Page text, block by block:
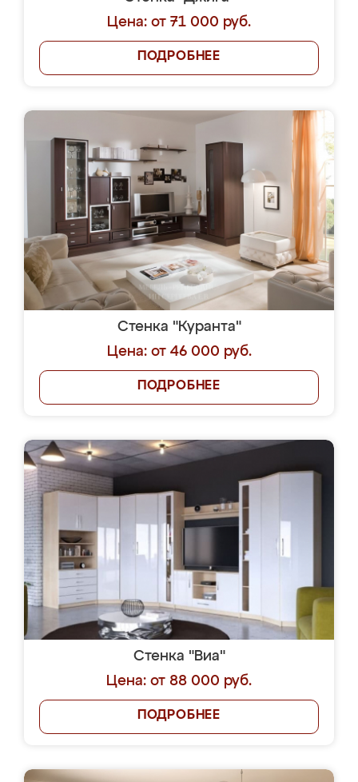
Цена: от 71 000 руб.
ПОДРОБНЕЕ
Стенка "Куранта"
Цена: от 46 000 руб.
ПОДРОБНЕЕ
Стенка "Виа"
Цена: от 88 000 руб.
ПОДРОБНЕЕ